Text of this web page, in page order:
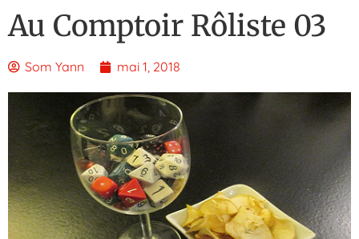
Au Comptoir Rôliste 03
Som Yann mai 1, 2018